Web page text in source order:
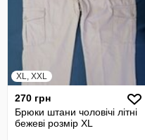
XL, XXL
270 грн
Брюки штани чоловічі літні
бежеві розмір XL